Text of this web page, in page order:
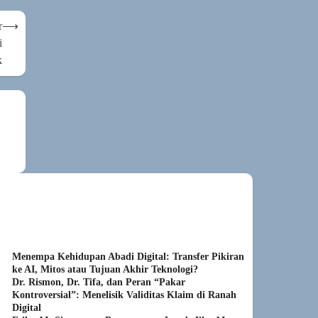
⟶
Menempa Kehidupan Abadi Digital: Transfer Pikiran
ke AI, Mitos atau Tujuan Akhir Teknologi?
Dr. Rismon, Dr. Tifa, dan Peran “Pakar
Kontroversial”: Menelisik Validitas Klaim di Ranah
Digital